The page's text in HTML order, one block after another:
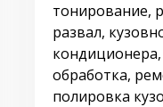
тонирование,
развал,
обработка,
полировка